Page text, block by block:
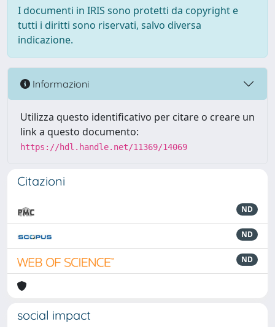
I documenti in IRIS sono protetti da copyright e
tutti i diritti sono riservati, salvo diversa
indicazione.
Informazioni
Utilizza questo identificativo per citare o creare un
link a questo documento:
https://hdl.handle.net/11369/14069
Citazioni
ND
ND
ND
social impact